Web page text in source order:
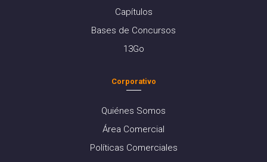
Capítulos
Bases de Concursos
13Go
Corporativo
Quiénes Somos
Área Comercial
Políticas Comerciales